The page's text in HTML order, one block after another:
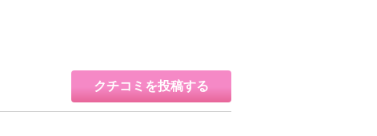
クチコミを投稿する